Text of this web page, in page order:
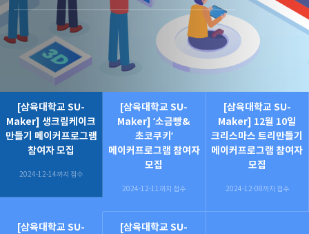
[삼육대학교 SU-
Maker] 생크림케이크
만들기 메이커프로그램
참여자 모집
2024-12-14까지 접수
[삼육대학교 SU-
Maker] ‘소금빵&
초코쿠키’
메이커프로그램 참여자
모집
2024-12-11까지 접수
[삼육대학교 SU-
Maker] 12월 10일
크리스마스 트리만들기
메이커프로그램 참여자
모집
2024-12-08까지 접수
[삼육대학교 SU-
[삼육대학교 SU-